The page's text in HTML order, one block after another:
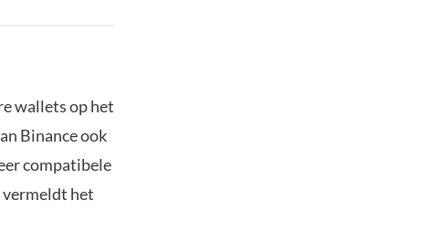
wallets op het
Binance ook
compatibele
het